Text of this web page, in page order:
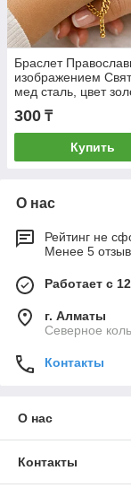
Браслет
изображением
мед сталь, цвет
300 ₸
Купить
О нас
Рейтинг не
Менее 5
Работает с
г. Алматы
Северное
Контакты
О нас
Контакты